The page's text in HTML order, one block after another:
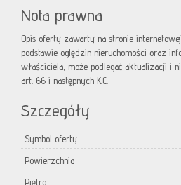
Nota prawna
Opis oferty zawarty na stronie
podstawie oględzin nieruchomości oraz
właściciela, może podlegać aktualizacji i
art. 66 i następnych K.C.
Szczegóły
Symbol oferty
Powierzchnia
Piętro